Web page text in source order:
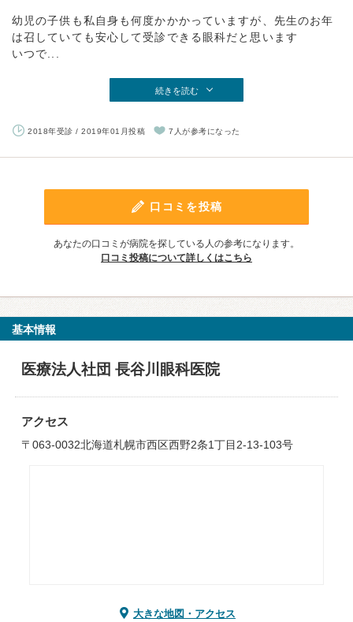
幼児の子供も私自身も何度かかかっていますが、先生のお年
は召していても安心して受診できる眼科だと思います
いつで...
続きを読む
2018年受診 / 2019年01月投稿 7人が参考になった
口コミを投稿
あなたの口コミが病院を探している人の参考になります。
口コミ投稿について詳しくはこちら
基本情報
医療法人社団 長谷川眼科医院
アクセス
〒063-0032北海道札幌市西区西野2条1丁目2-13-103号
大きな地図・アクセス